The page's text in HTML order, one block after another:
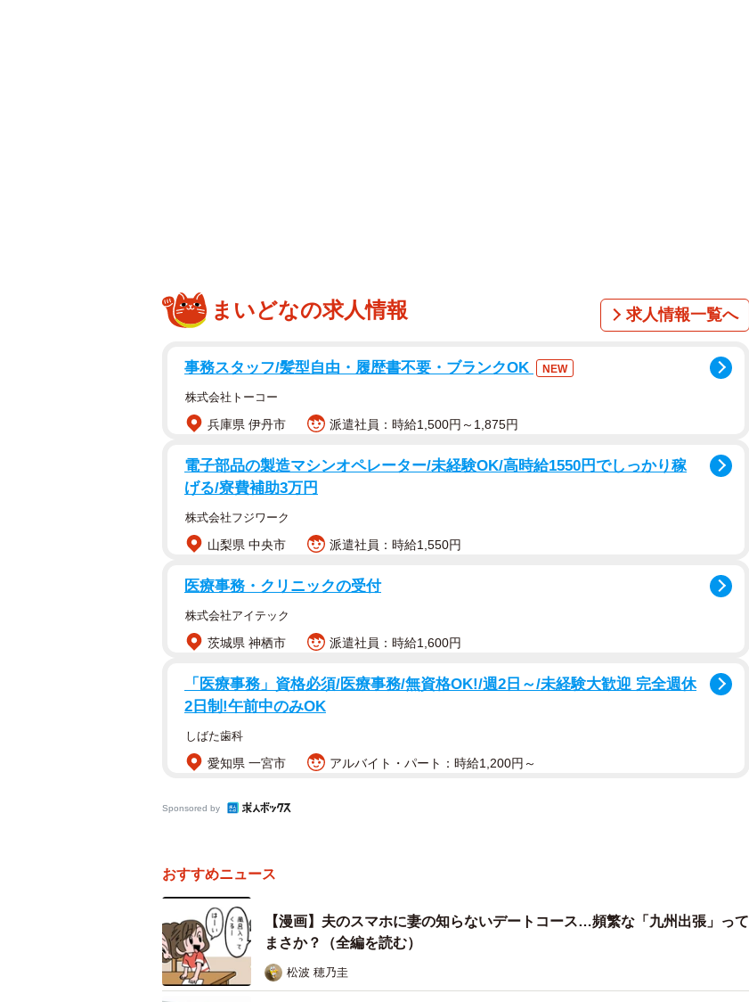
《近くのバー△△》
さらに、「予約推奨」「移動はタクシーが便利」といった補足まで添えられていたそうで
す。
Bさんが特に引っかかったのは、その場所でした。
メモに記されていたのは、夫が担当している九州地方の都市。Bさんが訪れる予定はなく、
家族旅行でもありません。
夫は以前から出張が多く、泊まりの仕事も珍しくありませんでした。仕事柄、仕方がないも
まいどなの求人情報 求人情報一覧へ
事務スタッフ/髪型自由・履歴書不要・ブランクOK NEW
株式会社トーコー
兵庫県 伊丹市 派遣社員：時給1,500円～1,875円
電子部品の製造マシンオペレーター/未経験OK/高時給1550円でしっかり稼
げる/寮費補助3万円
株式会社フジワーク
山梨県 中央市 派遣社員：時給1,550円
医療事務・クリニックの受付
株式会社アイテック
茨城県 神栖市 派遣社員：時給1,600円
「医療事務」資格必須/医療事務/無資格OK!/週2日～/未経験大歓迎 完全週休
2日制!午前中のみOK
しばた歯科
愛知県 一宮市 アルバイト・パート：時給1,200円～
Sponsored by
おすすめニュース
【漫画】夫のスマホに妻の知らないデートコース…頻繁な「九州出張」って
まさか？（全編を読む）
松波 穂乃圭